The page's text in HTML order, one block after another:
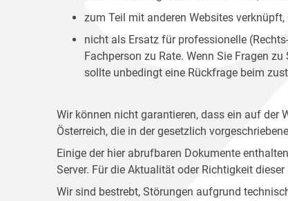
zum Teil mit anderen Websites
nicht als Ersatz für professionelle
Fachperson zu Rate. Wenn Sie Fragen
sollte unbedingt eine Rückfrage beim
Wir können nicht garantieren, dass ein auf der
Österreich, die in der gesetzlich
Einige der hier abrufbaren Dokumente
Server. Für die Aktualität oder Richtigkeit
Wir sind bestrebt, Störungen aufgrund